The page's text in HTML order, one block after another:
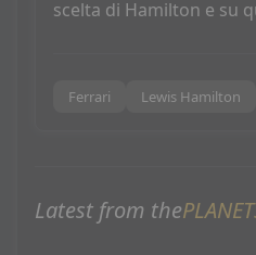
scelta di Hamilton e su
Ferrari Lewis Hamilton
Latest from the